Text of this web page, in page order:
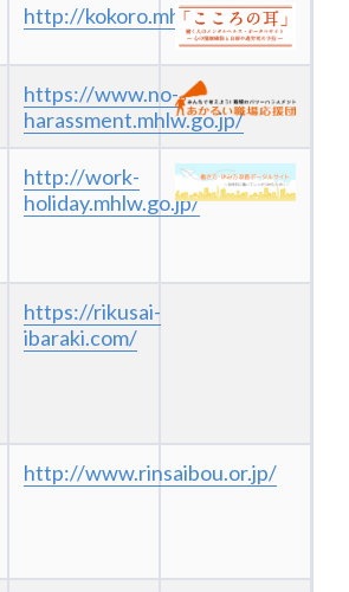
http://kokoro.mhlw.go.jp/
https://www.no-
harassment.mhlw.go.jp/
http://work-
holiday.mhlw.go.jp/
https://rikusai-
ibaraki.com/
http://www.rinsaibou.or.jp/